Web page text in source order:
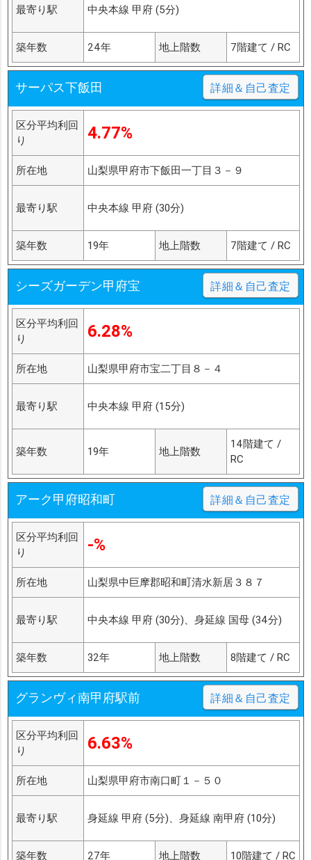
最寄り駅 中央本線 甲府 (5分)
築年数 24年 地上階数 7階建て / RC
サーパス下飯田 詳細＆自己査定
区分平均利回
り
4.77%
所在地 山梨県甲府市下飯田一丁目３－９
最寄り駅 中央本線 甲府 (30分)
築年数 19年 地上階数 7階建て / RC
シーズガーデン甲府宝 詳細＆自己査定
区分平均利回
り
6.28%
所在地 山梨県甲府市宝二丁目８－４
最寄り駅 中央本線 甲府 (15分)
築年数 19年 地上階数
14階建て /
RC
アーク甲府昭和町 詳細＆自己査定
区分平均利回
り
-%
所在地 山梨県中巨摩郡昭和町清水新居３８７
最寄り駅 中央本線 甲府 (30分)、身延線 国母 (34分)
築年数 32年 地上階数 8階建て / RC
グランヴィ南甲府駅前 詳細＆自己査定
区分平均利回
り
6.63%
所在地 山梨県甲府市南口町１－５０
最寄り駅 身延線 甲府 (5分)、身延線 南甲府 (10分)
築年数 27年 地上階数 10階建て / RC